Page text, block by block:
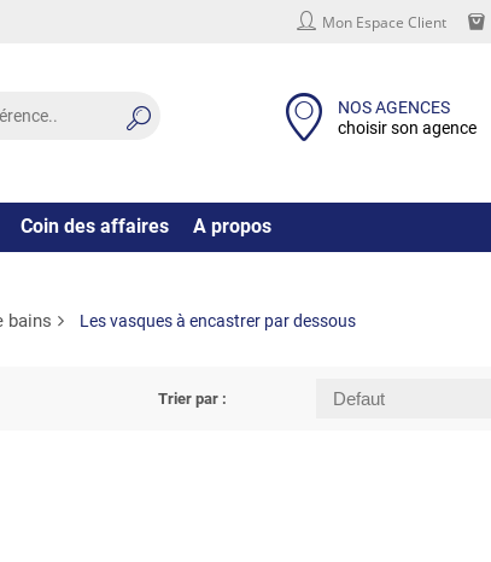
Mon Espace Client
NOS AGENCES
choisir son agence
Coin des affaires A propos
bains Les vasques à encastrer par dessous
Trier par :